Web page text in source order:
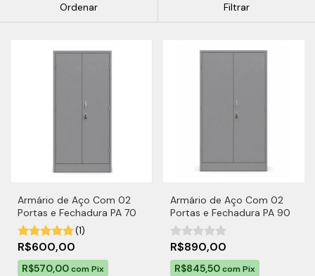
Ordenar Filtrar
Armário de Aço Com 02
Portas e Fechadura PA 70
(1)
R$600,00
R$570,00comPix
Armário de Aço Com 02
Portas e Fechadura PA 90
R$890,00
R$845,50com Pix